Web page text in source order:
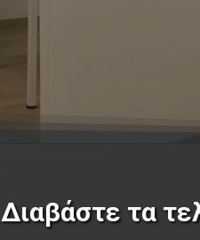
Διαβάστε τα